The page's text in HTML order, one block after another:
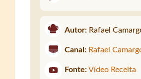
Autor: Rafael
Canal: Rafael
Fonte: Vídeo Receita